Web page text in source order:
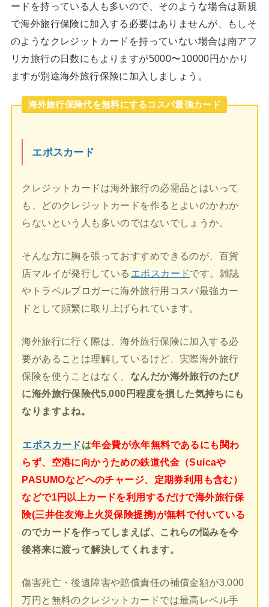
ードを持っている人も多いので、そのような場合は新規
で海外旅行保険に加入する必要はありませんが、もしそ
のようなクレジットカードを持っていない場合は南アフ
リカ旅行の日数にもよりますが5000〜10000円かかり
ますが別途海外旅行保険に加入しましょう。
海外旅行保険代を無料にするコスパ最強カード
エポスカード
クレジットカードは海外旅行の必需品とはいって
も、どのクレジットカードを作るとよいのかわか
らないという人も多いのではないでしょうか。
そんな方に胸を張っておすすめできるのが、百貨
店マルイが発行している エポスカードです。雑誌
やトラベルブロガーに海外旅行用コスパ最強カー
ドとして頻繁に取り上げられています。
海外旅行に行く際は、海外旅行保険に加入する必
要があることは理解しているけど、実際海外旅行
保険を使うことはなく、 なんだか海外旅行のたび
に海外旅行保険代5,000円程度を損した気持ちにも
なりますよね。
エポスカードは年会費が永年無料であるにも関わ
らず、空港に向かうための鉄道代金（Suicaや
PASUMOなどへのチャージ、定期券利用も含む）
などで1円以上カードを利用するだけで海外旅行保
険(三井住友海上火災保険提携)が無料で付いている
のでカードを作ってしまえば、これらの悩みを今
後将来に渡って解決してくれます。
傷害死亡・後遺障害や賠償責任の補償金額が3,000
万円と無料のクレジットカードでは最高レベル手